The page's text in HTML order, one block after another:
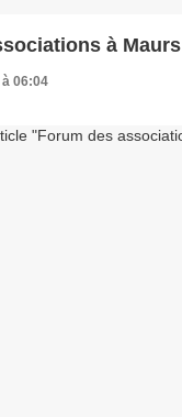
à Maurs
à 06:04